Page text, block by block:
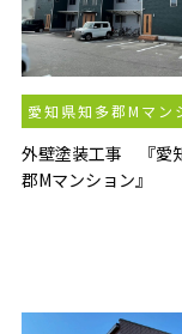
愛知県知多郡Mマン
外壁塗装工事 『愛
郡Mマンション』